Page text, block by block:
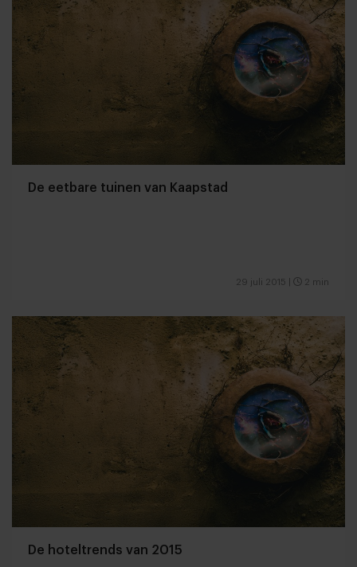
De eetbare tuinen van Kaapstad
29 juli 2015 2 min
De hoteltrends van 2015